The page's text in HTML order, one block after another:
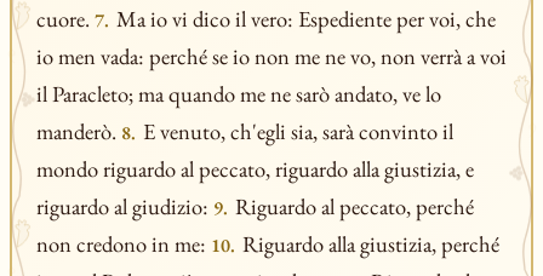
cuore. 7. Ma io vi dico il vero: Espediente per voi, che
io men vada: perché se io non me ne vo, non verrà a voi
il Paracleto; ma quando me ne sarò andato, ve lo
manderò. 8. E venuto, ch'egli sia, sarà convinto il
mondo riguardo al peccato, riguardo alla giustizia, e
riguardo al giudizio: 9. Riguardo al peccato, perché
non credono in me: 10. Riguardo alla giustizia, perché